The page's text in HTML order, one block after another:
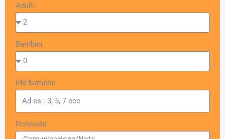
Adulti
Bambini
Eta bambini
Richiesta